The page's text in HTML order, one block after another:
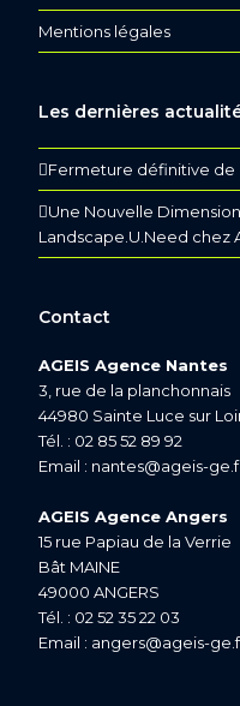
Mentions légales
Les dernières
Fermeture définitive de
Une Nouvelle
Landscape.U.Need chez
Contact
AGEIS Agence Nantes
3, rue de la planchonnais
44980 Sainte Luce sur
Tél. : 02 85 52 89 92
Email : nantes@ageis-
AGEIS Agence Angers
15 rue Papiau de la Verrie
Bât MAINE
49000 ANGERS
Tél. : 02 52 35 22 03
Email : angers@ageis-